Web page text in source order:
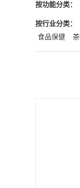
按功能分类：
按行业分类：
食品保健